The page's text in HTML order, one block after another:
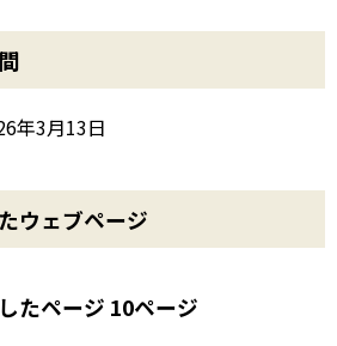
年3月13日
ウェブページ
たページ 10ページ